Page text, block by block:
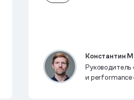
Константин
и